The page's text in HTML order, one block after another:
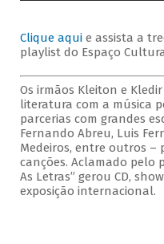
Clique aquie assista a
playlist do Espaço
Os irmãos Kleiton e
literatura com a música
parcerias com grandes
Fernando Abreu, Luis
Medeiros, entre outros –
canções. Aclamado pelo
As Letras” gerou CD,
exposição internacional.